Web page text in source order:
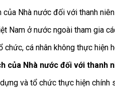
Nhà nước đối với thanh
Nam ở nước ngoài tham gia
cá nhân không thực
của Nhà nước đối với thanh
và tổ chức thực hiện chính